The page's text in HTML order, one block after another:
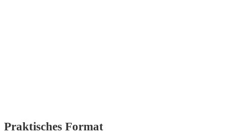
Praktisches Format